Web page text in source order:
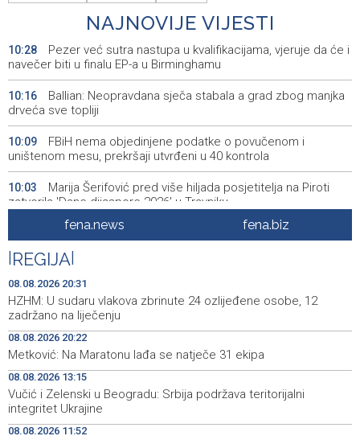
NAJNOVIJE VIJESTI
10:28
Pezer već sutra nastupa u kvalifikacijama, vjeruje da će i
navečer biti u finalu EP-a u Birminghamu
10:16
Ballian: Neopravdana sječa stabala a grad zbog manjka
drveća sve topliji
10:09
FBiH nema objedinjene podatke o povučenom i
uništenom mesu, prekršaji utvrđeni u 40 kontrola
10:03
Marija Šerifović pred više hiljada posjetitelja na Piroti
zatvorila 'Dane dijaspore 2026' u Travniku
Kušljugić: Sprječavanje dehidracije i pregrijavanja ključni
za očuvanje zdravlja srca tokom vrućina
09:27
U jami 'Raspotočje' petu noć prenoćilo devet zeničkih
rudara
Gosti iz regiona okupirali Jahorinu, mnogi zbog popusta
umjesto mora izabrali planinu
09:17
Požar kod Konjica lokaliziran, vatrogasci i dalje na
terenu
09:09
U Stupama održan prvi „Gastro Livno“: Više od 20 jela
predstavilo raznolikost livanjske gastronomije
fena.news fena.biz
REGIJA
08.08.2026 20:31
HZHM: U sudaru vlakova zbrinute 24 ozlijeđene osobe, 12
zadržano na liječenju
08.08.2026 20:22
Metković: Na Maratonu lađa se natječe 31 ekipa
08.08.2026 13:15
Vučić i Zelenski u Beogradu: Srbija podržava teritorijalni
integritet Ukrajine
08.08.2026 11:52